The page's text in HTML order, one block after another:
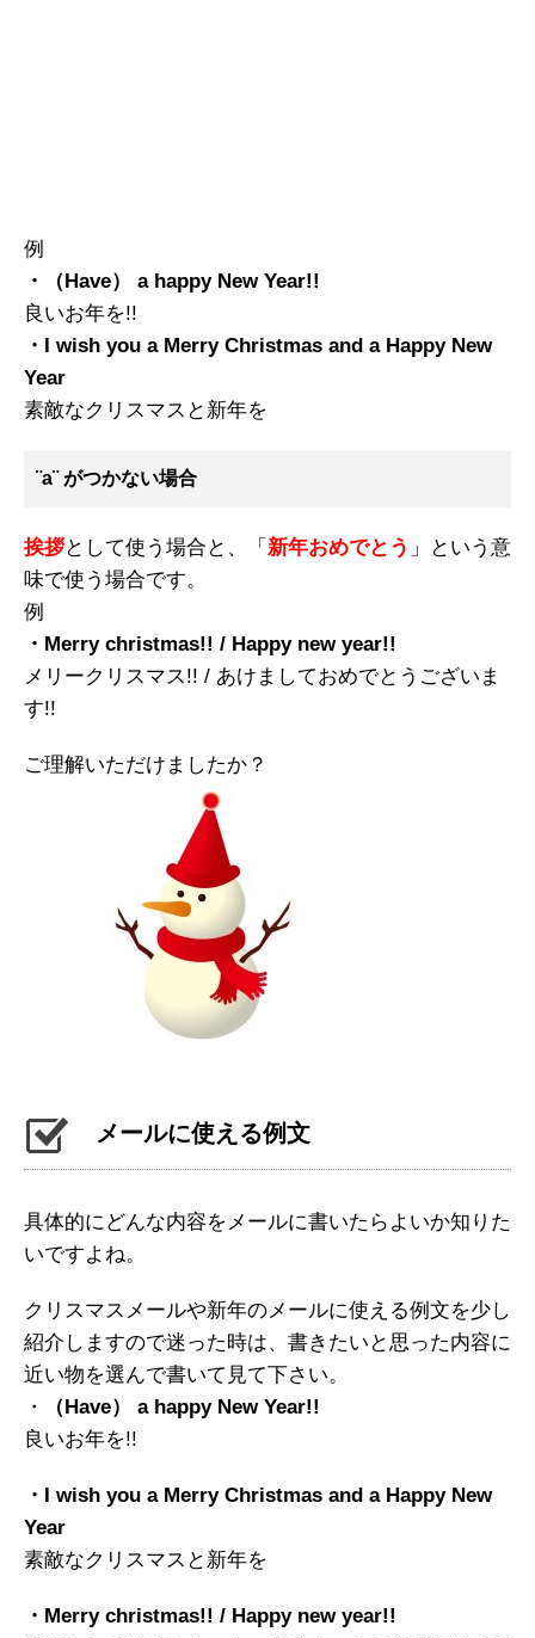
例
・（Have） a happy New Year!!
良いお年を!!
・I wish you a Merry Christmas and a Happy New
Year
素敵なクリスマスと新年を
¨a¨ がつかない場合
挨拶として使う場合と、「 新年おめでとう 」という意
味で使う場合です。
例
・Merry christmas!! / Happy new year!!
メリークリスマス!! / あけましておめでとうございま
す!!
ご理解いただけましたか？
メールに使える例文
具体的にどんな内容をメールに書いたらよいか知りた
いですよね。
クリスマスメールや新年のメールに使える例文を少し
紹介しますので迷った時は、書きたいと思った内容に
近い物を選んで書いて見て下さい。
・
（ Have） a happy New Year!!
良いお年を!!
・I wish you a Merry Christmas and a Happy New
Year
素敵なクリスマスと新年を
・Merry christmas!! / Happy new year!!